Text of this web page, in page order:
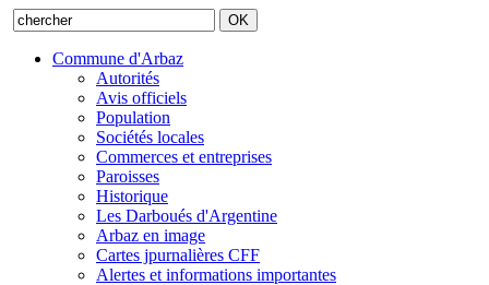
Commune d'Arbaz
Autorités
Avis officiels
Population
Sociétés locales
Commerces et entreprises
Paroisses
Historique
Les Darboués d'Argentine
Arbaz en image
Cartes jpurnalières CFF
Alertes et informations importantes